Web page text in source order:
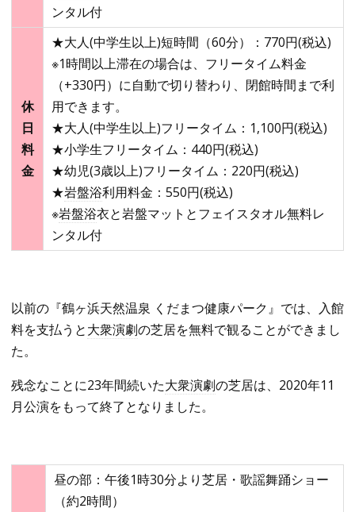
ンタル付
休
日
料
金
★大人(中学生以上)短時間（60分）：770円(税込)
※1時間以上滞在の場合は、フリータイム料金
（+330円）に自動で切り替わり、閉館時間まで利
用できます。
★大人(中学生以上)フリータイム：1,100円(税込)
★小学生フリータイム：440円(税込)
★幼児(3歳以上)フリータイム：220円(税込)
★岩盤浴利用料金：550円(税込)
※岩盤浴衣と岩盤マットとフェイスタオル無料レ
ンタル付
以前の『鶴ヶ浜天然温泉 くだまつ健康パーク』では、入館
料を支払うと大衆演劇の芝居を無料で観ることができまし
た。
残念なことに23年間続いた大衆演劇の芝居は、2020年11
月公演をもって終了となりました。
昼の部：午後1時30分より芝居・歌謡舞踊ショー
（約2時間）